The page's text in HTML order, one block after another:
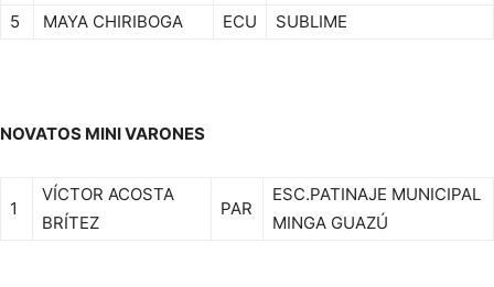
5 MAYA CHIRIBOGA ECU SUBLIME
NOVATOS MINI VARONES
1
VÍCTOR ACOSTA
BRÍTEZ
PAR
ESC.PATINAJE MUNICIPAL
MINGA GUAZÚ